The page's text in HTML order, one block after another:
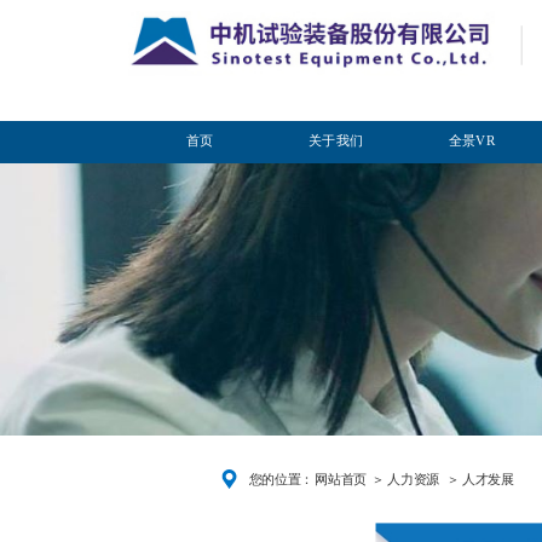
首页 关于我们 全景VR
您的位置： 网站首页 ＞ 人力资源 ＞ 人才发展